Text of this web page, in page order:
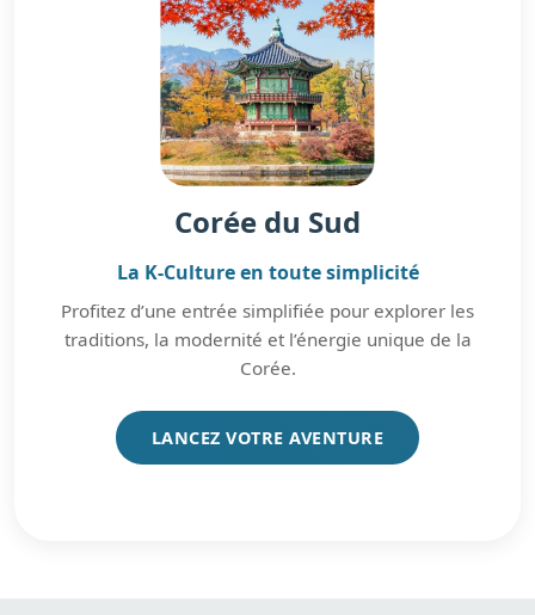
Corée du Sud
La K-Culture en toute simplicité
Profitez d’une entrée simplifiée pour explorer les
traditions, la modernité et l’énergie unique de la
Corée.
LANCEZ VOTRE AVENTURE